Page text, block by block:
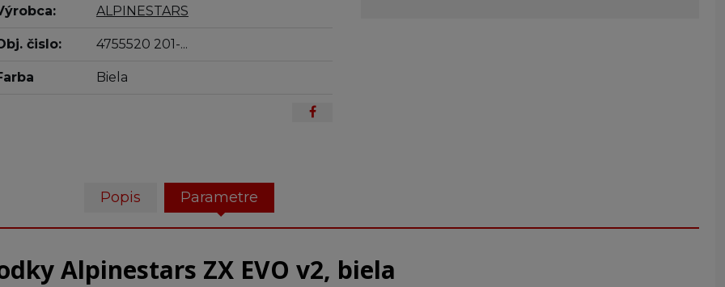
ALPINESTARS
čislo: 4755520 201-...
Biela
Popis Parametre
Alpinestars ZX EVO v2, biela